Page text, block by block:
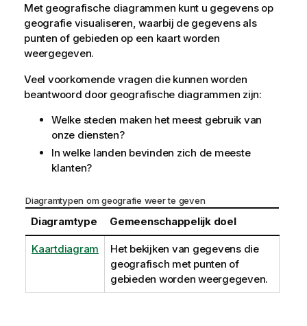
Met geografische diagrammen kunt u gegevens op
geografie visualiseren, waarbij de gegevens als
punten of gebieden op een kaart worden
weergegeven.
Veel voorkomende vragen die kunnen worden
beantwoord door geografische diagrammen zijn:
Welke steden maken het meest gebruik van
onze diensten?
In welke landen bevinden zich de meeste
klanten?
Diagramtypen om geografie weer te geven
Diagramtype Gemeenschappelijk doel
Kaartdiagram
Het bekijken van gegevens die
geografisch met punten of
gebieden worden weergegeven.